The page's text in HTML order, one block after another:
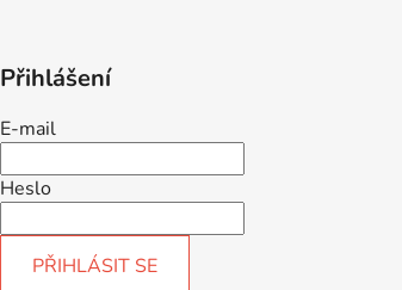
Přihlášení
E-mail
Heslo
PŘIHLÁSIT SE